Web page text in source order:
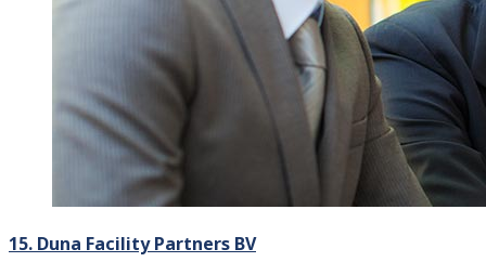
15. Duna Facility Partners BV